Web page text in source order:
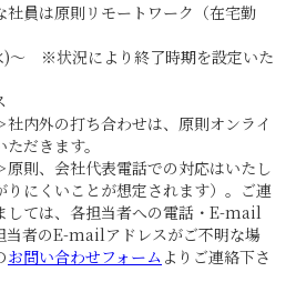
社員は原則リモートワーク（在宅勤
)～ ※状況により終了時期を設定いた
社内外の打ち合わせは、原則オンライ
だきます。
原則、会社代表電話での対応はいたし
りにくいことが想定されます）。ご連
しては、各担当者への電話・E-mail
当者のE-mailアドレスがご不明な場
お問い合わせフォーム よりご連絡下さ